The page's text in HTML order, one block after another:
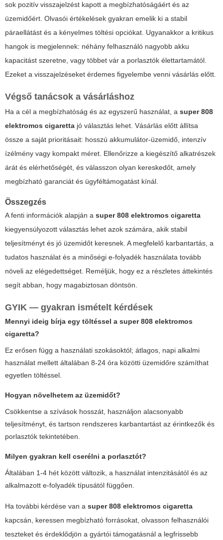
sok pozitív visszajelzést kapott a megbízhatóságáért és az
üzemidőért. Olvasói értékelések gyakran emelik ki a stabil
páraellátást és a kényelmes töltési opciókat. Ugyanakkor a kritikus
hangok is megjelennek: néhány felhasználó nagyobb akku
kapacitást szeretne, vagy többet vár a porlasztók élettartamától.
Ezeket a visszajelzéseket érdemes figyelembe venni vásárlás előtt.
Végső tanácsok a vásárláshoz
Ha a cél a megbízhatóság és az egyszerű használat, a super 808
elektromos cigaretta jó választás lehet. Vásárlás előtt állítsa
össze a saját prioritásait: hosszú akkumulátor-üzemidő, intenzív
ízélmény vagy kompakt méret. Ellenőrizze a kiegészítő alkatrészek
árát és elérhetőségét, és válasszon olyan kereskedőt, amely
megbízható garanciát és ügyféltámogatást kínál.
Összegzés
A fenti információk alapján a super 808 elektromos cigaretta
kiegyensúlyozott választás lehet azok számára, akik stabil
teljesítményt és jó üzemidőt keresnek. A megfelelő karbantartás, a
tudatos használat és a minőségi e-folyadék használata tovább
növeli az elégedettséget. Reméljük, hogy ez a részletes áttekintés
segít abban, hogy magabiztosan döntsön.
GYIK — gyakran ismételt kérdések
Mennyi ideig bírja egy töltéssel a super 808 elektromos
cigaretta?
Ez erősen függ a használati szokásoktól; átlagos, napi alkalmi
használat mellett általában 8-24 óra közötti üzemidőre számíthat
egyetlen töltéssel.
Hogyan növelhetem az üzemidőt?
Csökkentse a szívások hosszát, használjon alacsonyabb
teljesítményt, és tartson rendszeres karbantartást az érintkezők és
porlasztók tekintetében.
Milyen gyakran kell cserélni a porlasztót?
Általában 1-4 hét között változik, a használat intenzitásától és az
alkalmazott e-folyadék típusától függően.
Ha további kérdése van a super 808 elektromos cigaretta
kapcsán, keressen megbízható forrásokat, olvasson felhasználói
teszteket és érdeklődjön a gyártói támogatásnál a legfrissebb